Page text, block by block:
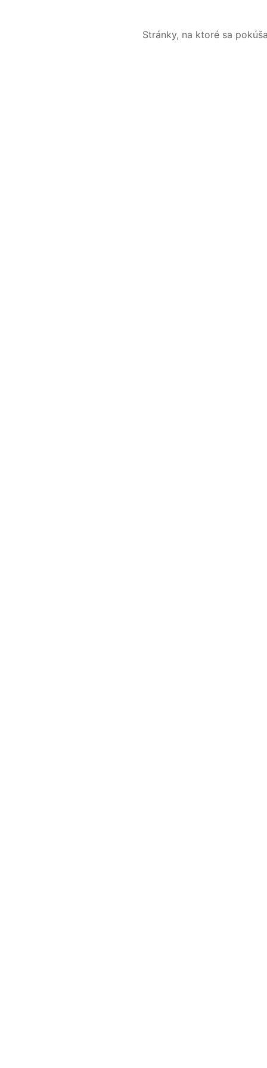
Stránky, na ktoré sa